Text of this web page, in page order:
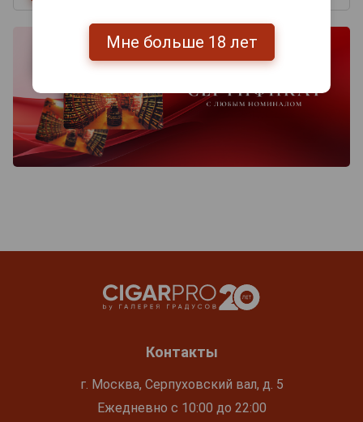
Контакты
г. Москва, Серпуховский вал, д. 5
Ежедневно с 10:00 до 22:00
Мне больше 18 лет